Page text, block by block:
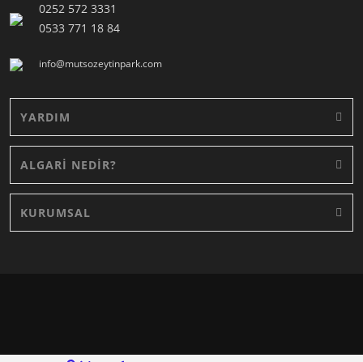
0252 572 3331
0533 771 18 84
info@mutsozeytinpark.com
YARDIM
ALGARİ NEDİR?
KURUMSAL